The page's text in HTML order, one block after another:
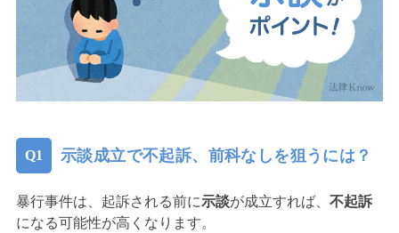
示談成立で不起訴、前科なしを狙うには？
暴行事件は、起訴される前に示談が成立すれば、 不起訴
になる可能性が高くなります。